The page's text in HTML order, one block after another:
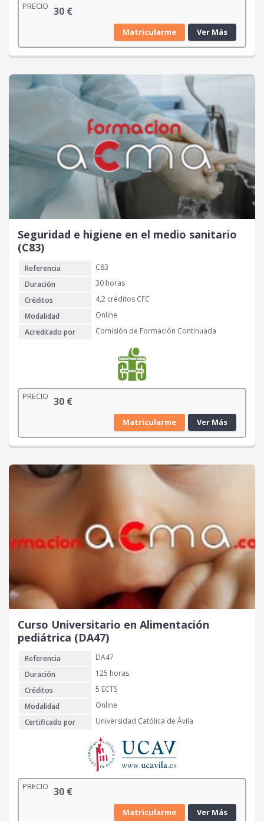
PRECIO 30 €
Matricularme Ver Más
Seguridad e higiene en el medio sanitario
(C83)
Referencia
C83
Duración
30 horas
Créditos
4,2 créditos CFC
Modalidad
Online
Acreditado por
Comisión de Formación Continuada
PRECIO 30 €
Matricularme Ver Más
Curso Universitario en Alimentación
pediátrica (DA47)
Referencia
DA47
Duración
125 horas
Créditos
5 ECTS
Modalidad
Online
Certificado por
Universidad Católica de Ávila
PRECIO 30 €
Matricularme Ver Más